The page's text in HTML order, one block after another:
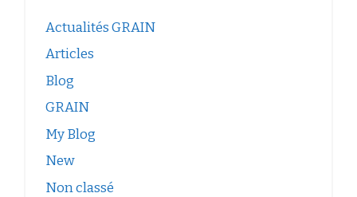
Actualités GRAIN
Articles
Blog
GRAIN
My Blog
New
Non classé